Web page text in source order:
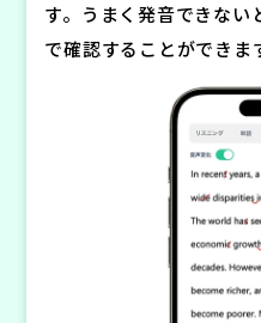
す。うまく発音できない
で確認することができま